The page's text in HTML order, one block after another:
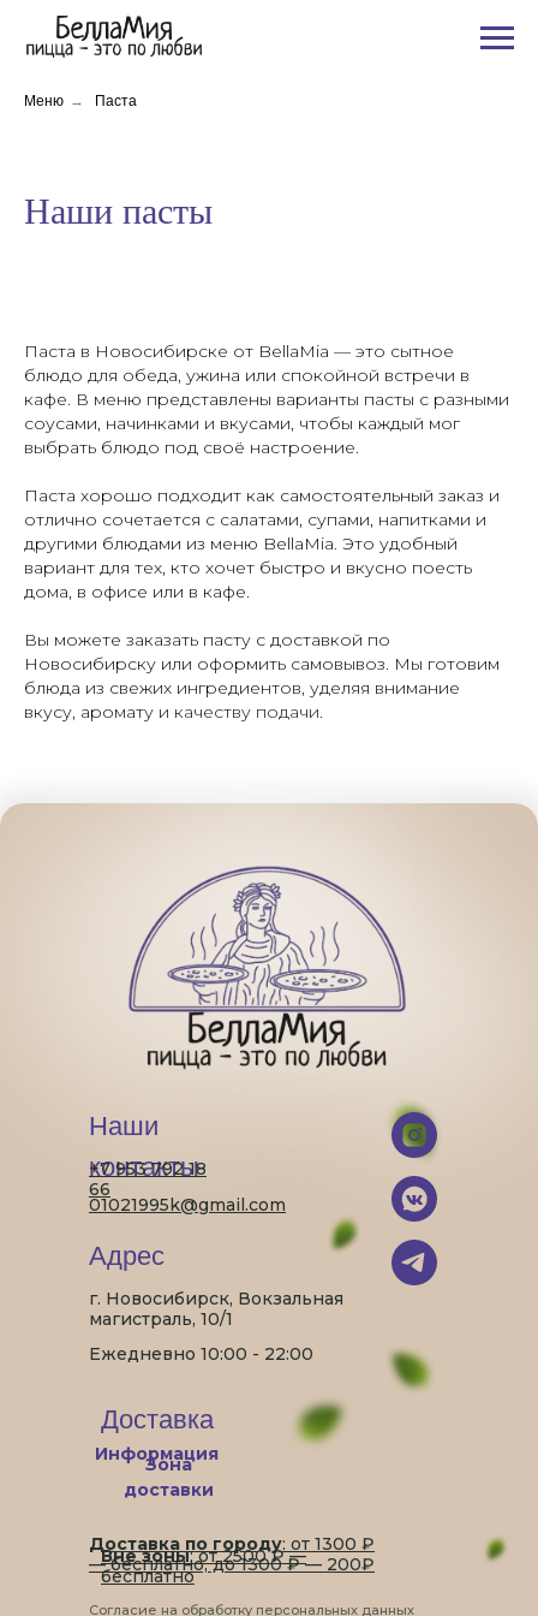
Меню → Паста
Наши пасты
Паста в Новосибирске от BellaMia — это сытное
блюдо для обеда, ужина или спокойной встречи в
кафе. В меню представлены варианты пасты с разными
соусами, начинками и вкусами, чтобы каждый мог
выбрать блюдо под своё настроение.
Паста хорошо подходит как самостоятельный заказ и
отлично сочетается с салатами, супами, напитками и
другими блюдами из меню BellaMia. Это удобный
вариант для тех, кто хочет быстро и вкусно поесть
дома, в офисе или в кафе.
Вы можете заказать пасту с доставкой по
Новосибирску или оформить самовывоз. Мы готовим
блюда из свежих ингредиентов, уделяя внимание
вкусу, аромату и качеству подачи.
Согласие на обработку персональных данных
Адрес
Ежедневно 10:00 - 22:00
г. Новосибирск, Вокзальная
магистраль, 10/1
Вне зоны: от 2500 ₽ —
бесплатно
Доставка по городу: от 1300 ₽
— бесплатно, до 1300 ₽ — 200₽
Доставка
Зона
доставки
Информация
Наши
контакты
+7 953 792 18
66
01021995k@gmail.com